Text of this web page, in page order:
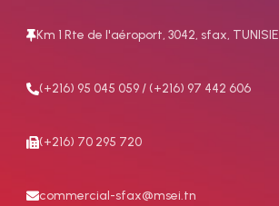
Km 1 Rte de l'aéroport, 3042, sfax, TUNISIE
(+216) 95 045 059 / (+216) 97 442 606
(+216) 70 295 720
commercial-sfax@msei.tn